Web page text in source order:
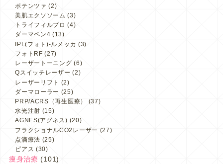
ポテンツァ (2)
美肌エクソソーム (3)
トライフィルプロ (4)
ダーマペン4 (13)
IPL(フォト)-ルメッカ (3)
フォトRF (27)
レーザートーニング (6)
Qスイッチレーザー (2)
レーザーリフト (2)
ダーマローラー (25)
PRP/ACRS（再生医療）
(37)
水光注射 (15)
AGNES(アグネス) (20)
フラクショナルCO2レーザー (27)
点滴療法 (25)
ピアス (30)
痩身治療 (101)